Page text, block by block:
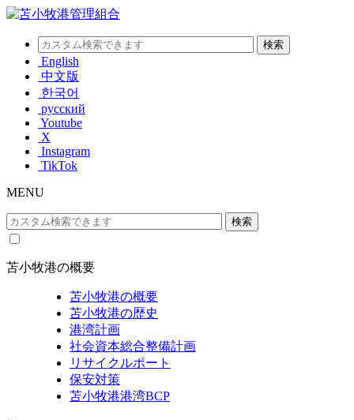
English
中文版
한국어
русский
Youtube
X
Instagram
TikTok
MENU
苫小牧港の概要
苫小牧港の概要
苫小牧港の歴史
港湾計画
社会資本総合整備計画
リサイクルポート
保安対策
苫小牧港港湾BCP